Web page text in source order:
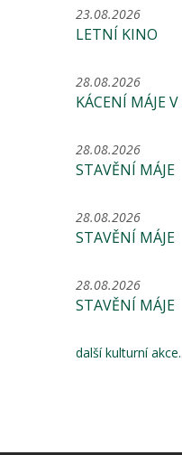
23.08.2026
LETNÍ KINO
28.08.2026
KÁCENÍ MÁJE
28.08.2026
STAVĚNÍ MÁJE
28.08.2026
STAVĚNÍ MÁJE
28.08.2026
STAVĚNÍ MÁJE
další kulturní